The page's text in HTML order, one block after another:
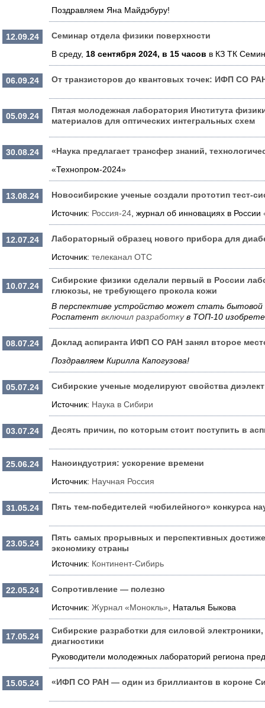
Поздравляем Яна Майдэбуру!
12.09.24
Семинар отдела физики поверхности
В среду, 18 сентября 2024, в 15 часов в КЗ ТК
06.09.24 От транзисторов до квантовых точек: ИФП СО
05.09.24
Пятая молодежная лаборатория Института
материалов для оптических интегральных схем
30.08.24
«Наука предлагает трансфер знаний,
«Технопром-2024»
13.08.24
Новосибирские ученые создали прототип тест-
Источник: Россия-24 , журнал об инновациях в России
12.07.24
Лабораторный образец нового прибора для
Источник: телеканал ОТС
10.07.24
Сибирские физики сделали первый в России
глюкозы, не требующего прокола кожи
В перспективе устройство может стать
Роспатент включил разработкув ТОП-10
08.07.24
Доклад аспиранта ИФП СО РАН занял второе
Поздравляем Кирилла Капогузова!
05.07.24
Сибирские ученые моделируют свойства
Источник: Наука в Сибири
03.07.24 Десять причин, по которым стоит поступить в
25.06.24
Наноиндустрия: ускорение времени
Источник: Научная Россия
31.05.24 Пять тем-победителей «юбилейного» конкурса
23.05.24
Пять самых прорывных и перспективных
экономику страны
Источник: Континент-Сибирь
22.05.24
Сопротивление — полезно
Источник: Журнал «Монокль» , Наталья Быкова
17.05.24
Сибирские разработки для силовой
диагностики
Руководители молодежных лабораторий региона
15.05.24 «ИФП СО РАН — один из бриллиантов в короне